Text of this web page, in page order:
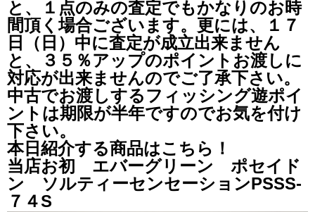
と、１点のみの査定でもかなりのお時
間頂く場合ございます。更には、１７
日（日）中に査定が成立出来ません
と、３５％アップのポイントお渡しに
対応が出来ませんのでご了承下さい。
中古でお渡しするフィッシング遊ポイ
ントは期限が半年ですのでお気を付け
下さい。
本日紹介する商品はこちら！
当店お初 エバーグリーン ポセイド
ン ソルティーセンセーションPSSS-
７４S